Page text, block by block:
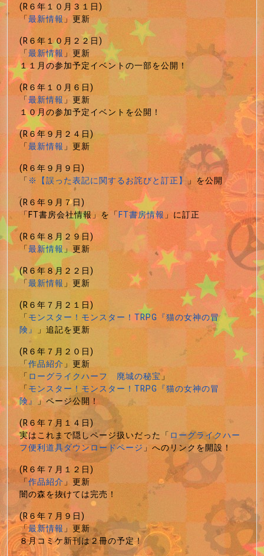
(R６年１０月３１日)
「最新情報」更新
(R６年１０月２２日)
「最新情報」更新
１１月の参加予定イベントの一部を公開！
(R６年１０月６日)
「最新情報」更新
１０月の参加予定イベントを公開！
(R６年９月２４日)
「最新情報」更新
(R６年９月９日)
「※【誤った表記に関するお詫びと訂正】 」を公開
(R６年９月７日)
「FT書房会社情報」を「FT書房情報」に訂正
(R６年８月２９日)
「最新情報」更新
(R６年８月２２日)
「最新情報」更新
(R６年７月２１日)
「モンスター！モンスター！TRPG『猫の女神の冒
険』 」追記を更新
(R６年７月２０日)
「作品紹介」更新
「ローグライクハーフ 廃城の秘宝」
「モンスター！モンスター！TRPG『猫の女神の冒
険』 」ページ公開！
(R６年７月１４日)
実はこれまで隠しページ扱いだった「ローグライクハー
フ便利道具ダウンロードページ」へのリンクを開設！
(R６年７月１２日)
「作品紹介」更新
闇の森を抜けては完売！
(R６年７月９日)
「最新情報」更新
８月コミケ新刊は２冊の予定！